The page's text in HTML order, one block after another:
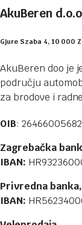
AkuBeren
Gjure Szaba 4, 10 000
AkuBeren doo je
području
za brodove i
OIB: 26466005682
Zagrebačka
IBAN:
Privredna
IBAN: